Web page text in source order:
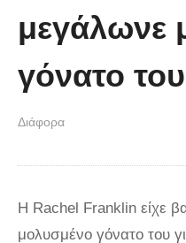
άτυχη μέρα στη
μεγάλωνε
γόνατο του
Διάφορα
Η Rachel Franklin είχε
μολυσμένο γόνατο του